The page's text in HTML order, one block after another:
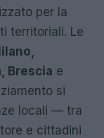
per la
territoriali. Le
Brescia e
si
locali — tra
e cittadini